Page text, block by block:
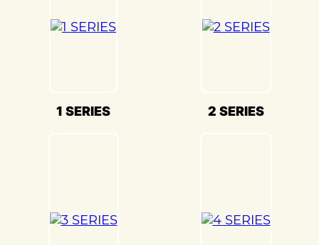
на дороге.
опытные специалисты по окраске
Кузовной ремонт BMW E36(БМВ Е36) в
«Детейлингофъ» – это гарантия того, что
1 SERIES 2 SERIES